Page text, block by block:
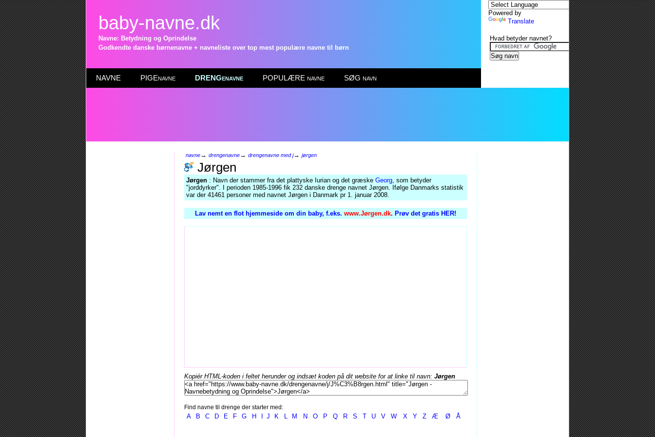
baby-navne.dk
Navne: Betydning og Oprindelse
Godkendte danske børnenavne + navneliste over top mest populære navne til børn
NAVNE PIGEnavne DRENGenavne POPULÆRE navne SØG navn
navne→ drengenavne→ drengenavne med j→ jørgen
Jørgen
Jørgen : Navn der stammer fra det plattyske Iurian og det græske Georg, som betyder
"jorddyrker". I perioden 1985-1996 fik 232 danske drenge navnet Jørgen. Ifølge Danmarks statistik
var der 41461 personer med navnet Jørgen i Danmark pr 1. januar 2008.
Lav nemt en flot hjemmeside om din baby, f.eks. www.Jørgen.dk. Prøv det gratis HER!
Kopiér HTML-koden i feltet herunder og indsæt koden på dit website for at linke til navn: Jørgen
Find navne til drenge der starter med:
A B C D E F G H J K L M N O P Q R S T U V W X Y Z Æ Ø Å
Powered by
Translate
Hvad betyder navnet?